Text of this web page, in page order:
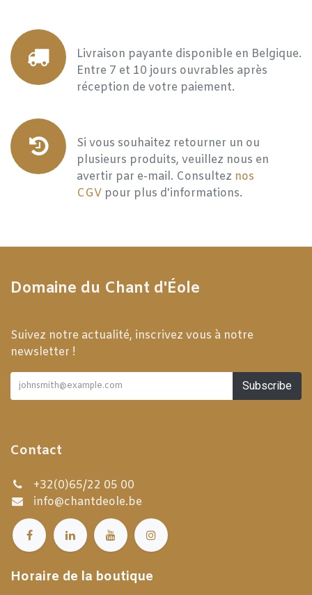
Livraison payante disponible en Belgique.
Entre 7 et 10 jours ouvrables après
réception de votre paiement.
Si vous souhaitez retourner un ou
plusieurs produits, veuillez nous en
avertir par e-mail. Consultez nos
CGV pour plus d'informations.
Domaine du Chant d'Éole
Suivez notre actualité, inscrivez vous à notre
newsletter !
Subscribe
Contact
+32(0)65/22 05 00
info@chantdeole.be
Horaire de la boutique